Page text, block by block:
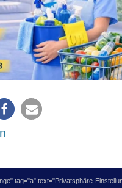
226
tag="a" text="Privatsphäre-